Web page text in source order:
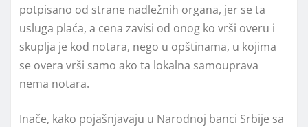
potpisano od strane nadležnih organa, jer se ta
usluga plaća, a cena zavisi od onog ko vrši overu i
skuplja je kod notara, nego u opštinama, u kojima
se overa vrši samo ako ta lokalna samouprava
nema notara.
Inače, kako pojašnjavaju u Narodnoj banci Srbije sa